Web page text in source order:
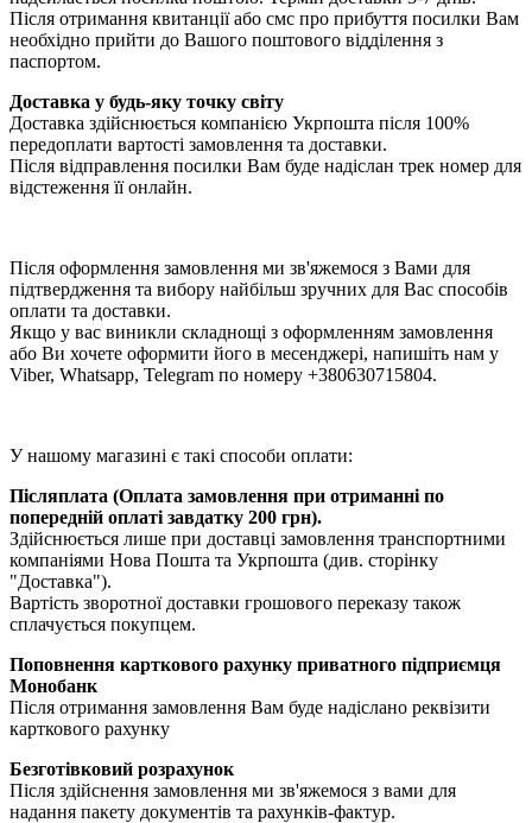
Після отримання квитанції або смс про прибуття посилки Вам
необхідно прийти до Вашого поштового відділення з
паспортом.
Доставка у будь-яку точку світу
Доставка здійснюється компанією Укрпошта після 100%
передоплати вартості замовлення та доставки.
Після відправлення посилки Вам буде надіслан трек номер для
відстеження її онлайн.
Після оформлення замовлення ми зв'яжемося з Вами для
підтвердження та вибору найбільш зручних для Вас способів
оплати та доставки.
Якщо у вас виникли складнощі з оформленням замовлення
або Ви хочете оформити його в месенджері, напишіть нам у
Viber, Whatsapp, Telegram по номеру +380630715804.
У нашому магазині є такі способи оплати:
Післяплата (Оплата замовлення при отриманні по
попередній оплаті завдатку 200 грн).
Здійснюється лише при доставці замовлення транспортними
компаніями Нова Пошта та Укрпошта (див. сторінку
"Доставка").
Вартість зворотної доставки грошового переказу також
сплачується покупцем.
Поповнення карткового рахунку приватного підприємця
Монобанк
Після отримання замовлення Вам буде надіслано реквізити
карткового рахунку
Безготівковий розрахунок
Після здійснення замовлення ми зв'яжемося з вами для
надання пакету документів та рахунків-фактур.